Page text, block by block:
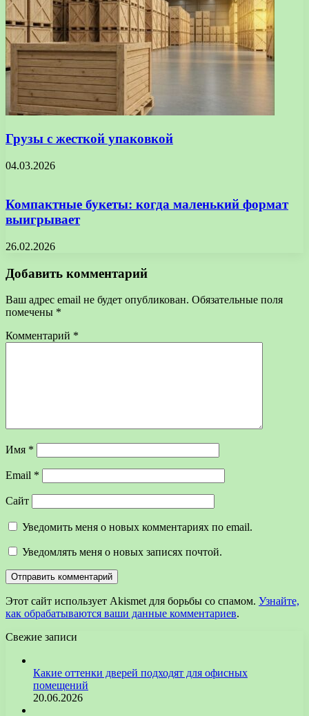
Грузы с жесткой упаковкой
04.03.2026
Компактные букеты: когда маленький формат
выигрывает
26.02.2026
Добавить комментарий
Ваш адрес email не будет опубликован. Обязательные поля
помечены *
Комментарий *
Имя *
Email *
Сайт
Уведомить меня о новых комментариях по email.
Уведомлять меня о новых записях почтой.
Этот сайт использует Akismet для борьбы со спамом. Узнайте,
как обрабатываются ваши данные комментариев.
Свежие записи
Какие оттенки дверей подходят для офисных
помещений
20.06.2026